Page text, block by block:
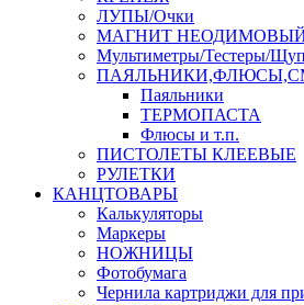
ЛУПЫ/Очки
МАГНИТ
Мультиметры/Тестеры/
Паяльники
ТЕРМОПАСТА
Флюсы и т.п.
ПИСТОЛЕТЫ КЛЕЕВЫЕ
РУЛЕТКИ
КАНЦТОВАРЫ
Калькуляторы
Маркеры
НОЖНИЦЫ
Фотобумага
Чернила картриджи для